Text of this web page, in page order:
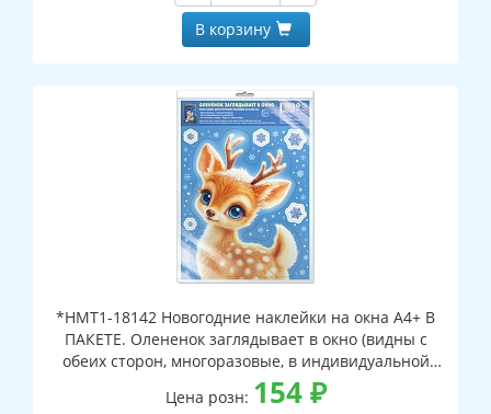
В корзину
*НМТ1-18142 Новогодние наклейки на окна А4+ В
ПАКЕТЕ. Олененок заглядывает в окно (видны с
обеих сторон, многоразовые, в индивидуальной
упаковке, с европодвесом и клеевым клапаном)
Цена розн: 154₽